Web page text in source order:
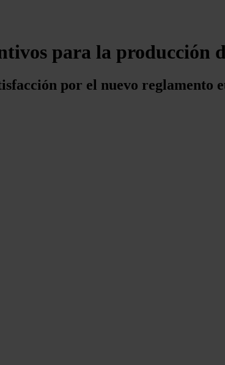
para la producción
por el nuevo reglamento